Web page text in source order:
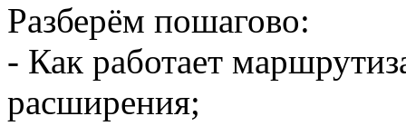
Разберём пошагово:
- Как работает
расширения;